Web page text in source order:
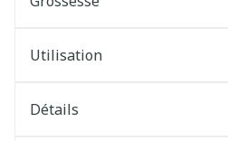
Utilisation
Détails